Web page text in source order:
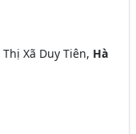
Xã Duy Tiên, Hà